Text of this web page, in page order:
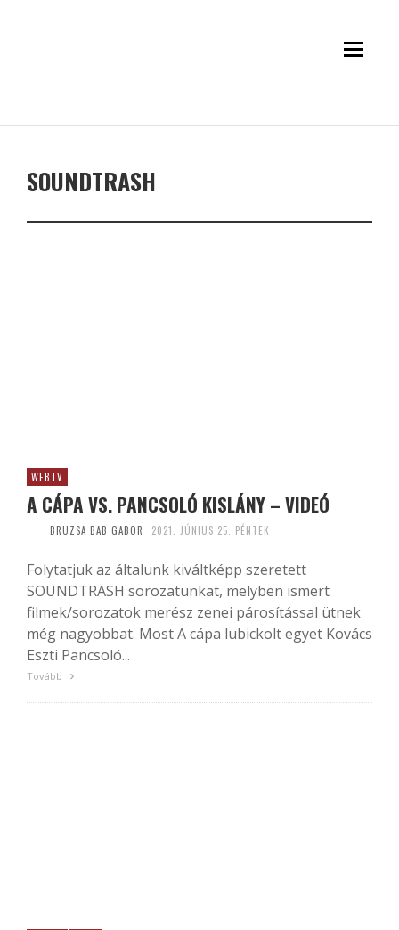
SOUNDTRASH
WEBTV
A CÁPA VS. PANCSOLÓ KISLÁNY – VIDEÓ
BRUZSA BAB GABOR 2021. JÚNIUS 25. PÉNTEK
Folytatjuk az általunk kiváltképp szeretett
SOUNDTRASH sorozatunkat, melyben ismert
filmek/sorozatok merész zenei párosítással ütnek
még nagyobbat. Most A cápa lubickolt egyet Kovács
Eszti Pancsoló...
Tovább